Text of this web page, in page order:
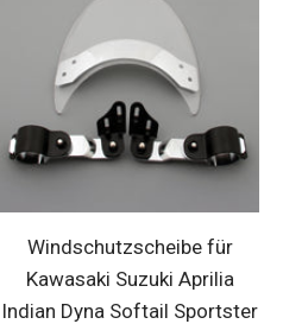
Windschutzscheibe für
Kawasaki Suzuki Aprilia
Indian Dyna Softail Sportster